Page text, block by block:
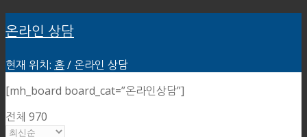
온라인 상담
현재 위치: 홈/ 온라인 상담
[mh_board board_cat=”온라인상담”]
전체 970